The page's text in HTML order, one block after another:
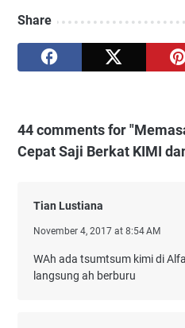
Share
44 comments for
Cepat Saji Berkat KIMI
Tian Lustiana
November 4, 2017 at 8:54 AM
WAh ada tsumtsum kimi di
langsung ah berburu